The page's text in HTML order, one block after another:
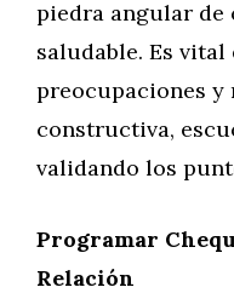
piedra angular
saludable. Es
preocupaciones y
constructiva,
validando los
Programar
Relación